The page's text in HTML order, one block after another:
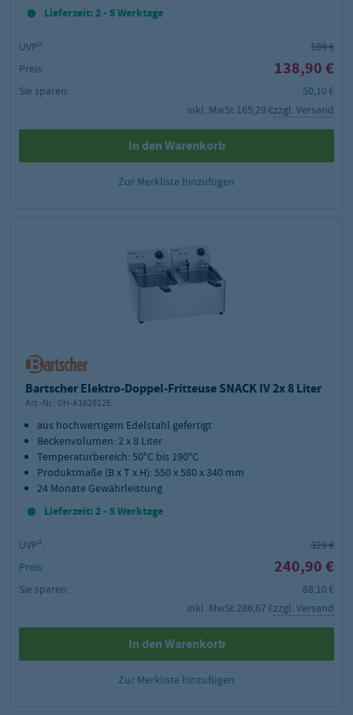
Lieferzeit: 2 - 5 Werktage
UVP²:
189 €
Preis:
138,90 €
Sie sparen:
50,10 €
inkl. MwSt.165,29 €zzgl. Versand
In den Warenkorb
Zur Merkliste hinzufügen
Bartscher Elektro-Doppel-Fritteuse SNACK IV 2x 8 Liter
Art.-Nr.: GH-A162812E
aus hochwertigem Edelstahl gefertigt
Beckenvolumen: 2 x 8 Liter
Temperaturbereich: 50°C bis 190°C
Produktmaße (B x T x H): 550 x 580 x 340 mm
24 Monate Gewährleistung
Lieferzeit: 2 - 5 Werktage
UVP²:
329 €
Preis:
240,90 €
Sie sparen:
88,10 €
inkl. MwSt.286,67 €zzgl. Versand
In den Warenkorb
Zur Merkliste hinzufügen